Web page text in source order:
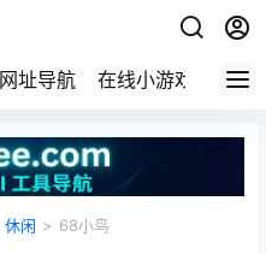
网址导航 在线小游戏
休闲 > 68小鸟